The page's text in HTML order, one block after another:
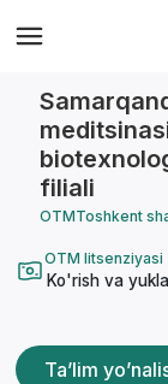
filiali
OTMToshkent
OTM litsenziyasi
Ko'rish va
Ta’lim